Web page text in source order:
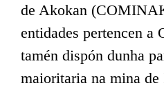
de Akokan
entidades pertencen a
tamén dispón dunha
maioritaria na mina de